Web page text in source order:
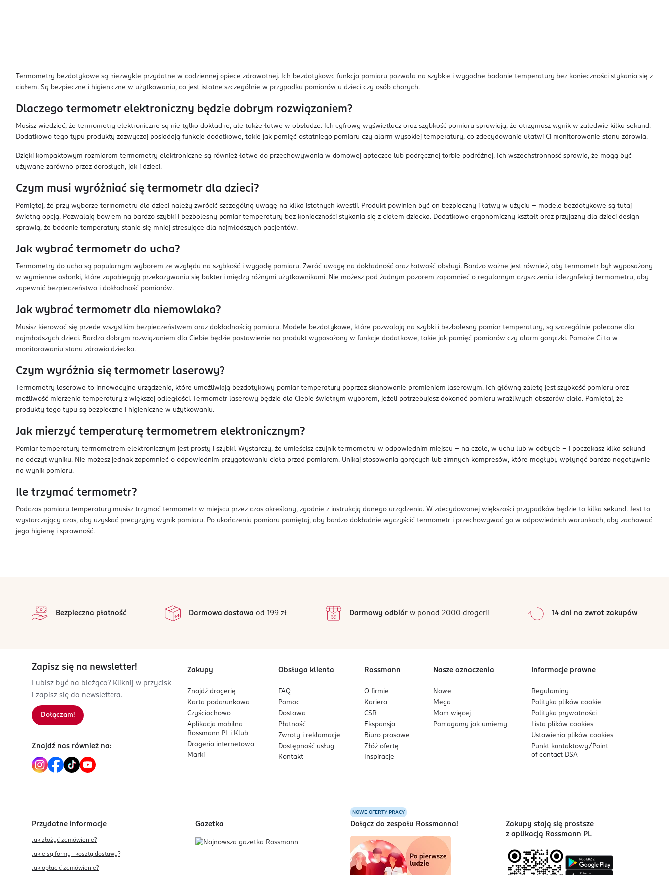
Termometry bezdotykowe są niezwykle przydatne w codziennej opiece zdrowotnej. Ich bezdotykowa funkcja pomiaru pozwala na szybkie i wygodne badanie temperatury bez konieczności stykania się z
ciałem. Są bezpieczne i higieniczne w użytkowaniu, co jest istotne szczególnie w przypadku pomiarów u dzieci czy osób chorych.
Dlaczego termometr elektroniczny będzie dobrym rozwiązaniem?
Musisz wiedzieć, że termometry elektroniczne są nie tylko dokładne, ale także łatwe w obsłudze. Ich cyfrowy wyświetlacz oraz szybkość pomiaru sprawiają, że otrzymasz wynik w zaledwie kilka sekund.
Dodatkowo tego typu produkty zazwyczaj posiadają funkcje dodatkowe, takie jak pamięć ostatniego pomiaru czy alarm wysokiej temperatury, co zdecydowanie ułatwi Ci monitorowanie stanu zdrowia.
Dzięki kompaktowym rozmiarom termometry elektroniczne są również łatwe do przechowywania w domowej apteczce lub podręcznej torbie podróżnej. Ich wszechstronność sprawia, że mogą być
używane zarówno przez dorosłych, jak i dzieci.
Czym musi wyróżniać się termometr dla dzieci?
Pamiętaj, że przy wyborze termometru dla dzieci należy zwrócić szczególną uwagę na kilka istotnych kwestii. Produkt powinien być on bezpieczny i łatwy w użyciu – modele bezdotykowe są tutaj
świetną opcją. Pozwalają bowiem na bardzo szybki i bezbolesny pomiar temperatury bez konieczności stykania się z ciałem dziecka. Dodatkowo ergonomiczny kształt oraz przyjazny dla dzieci design
sprawią, że badanie temperatury stanie się mniej stresujące dla najmłodszych pacjentów.
Jak wybrać termometr do ucha?
Termometry do ucha są popularnym wyborem ze względu na szybkość i wygodę pomiaru. Zwróć uwagę na dokładność oraz łatwość obsługi. Bardzo ważne jest również, aby termometr był wyposażony
w wymienne osłonki, które zapobiegają przekazywaniu się bakterii między różnymi użytkownikami. Nie możesz pod żadnym pozorem zapomnieć o regularnym czyszczeniu i dezynfekcji termometru, aby
zapewnić bezpieczeństwo i dokładność pomiarów.
Jak wybrać termometr dla niemowlaka?
Musisz kierować się przede wszystkim bezpieczeństwem oraz dokładnością pomiaru. Modele bezdotykowe, które pozwalają na szybki i bezbolesny pomiar temperatury, są szczególnie polecane dla
najmłodszych dzieci. Bardzo dobrym rozwiązaniem dla Ciebie będzie postawienie na produkt wyposażony w funkcje dodatkowe, takie jak pamięć pomiarów czy alarm gorączki. Pomoże Ci to w
monitorowaniu stanu zdrowia dziecka.
Czym wyróżnia się termometr laserowy?
Termometry laserowe to innowacyjne urządzenia, które umożliwiają bezdotykowy pomiar temperatury poprzez skanowanie promieniem laserowym. Ich główną zaletą jest szybkość pomiaru oraz
możliwość mierzenia temperatury z większej odległości. Termometr laserowy będzie dla Ciebie świetnym wyborem, jeżeli potrzebujesz dokonać pomiaru wrażliwych obszarów ciała. Pamiętaj, że
produkty tego typu są bezpieczne i higieniczne w użytkowaniu.
Jak mierzyć temperaturę termometrem elektronicznym?
Pomiar temperatury termometrem elektronicznym jest prosty i szybki. Wystarczy, że umieścisz czujnik termometru w odpowiednim miejscu – na czole, w uchu lub w odbycie – i poczekasz kilka sekund
na odczyt wyniku. Nie możesz jednak zapomnieć o odpowiednim przygotowaniu ciała przed pomiarem. Unikaj stosowania gorących lub zimnych kompresów, które mogłyby wpłynąć bardzo negatywnie
na wynik pomiaru.
Ile trzymać termometr?
Podczas pomiaru temperatury musisz trzymać termometr w miejscu przez czas określony, zgodnie z instrukcją danego urządzenia. W zdecydowanej większości przypadków będzie to kilka sekund. Jest to
wystarczający czas, aby uzyskać precyzyjny wynik pomiaru. Po ukończeniu pomiaru pamiętaj, aby bardzo dokładnie wyczyścić termometr i przechowywać go w odpowiednich warunkach, aby zachować
jego higienę i sprawność.
Bezpieczna płatność Darmowa dostawa od 199 zł Darmowy odbiórw ponad 2000 drogerii 14 dni na zwrot zakupów
Zapisz się na newsletter!
Lubisz być na bieżąco? Kliknij w przycisk
i zapisz się do newslettera.
Dołączam!
Znajdź nas również na:
Zakupy
Znajdź drogerię
Karta podarunkowa
Czyściochowo
Aplikacja mobilna
Rossmann PL i Klub
Drogeria internetowa
Marki
Obsługa klienta
FAQ
Pomoc
Dostawa
Płatność
Zwroty i reklamacje
Dostępność usług
Kontakt
Rossmann
O firmie
Kariera
CSR
Ekspansja
Biuro prasowe
Złóż ofertę
Inspiracje
Nasze oznaczenia
Nowe
Mega
Mam więcej
Pomagamy jak umiemy
Informacje prawne
Regulaminy
Polityka plikówcookie
Polityka prywatności
Lista plikówcookies
Ustawienia plikówcookies
Punkt kontaktowy/ Point
of contact DSA
Przydatne informacje
Jak złożyć zamówienie?
Jakie są formy i koszty dostawy?
Jak opłacić zamówienie?
Gazetka
NOWE OFERTY PRACY
Dołącz do zespołu Rossmanna!
Zakupy stają się prostsze
z aplikacją Rossmann PL